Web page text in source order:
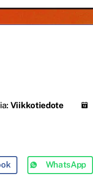
Viikkotiedote
WhatsApp